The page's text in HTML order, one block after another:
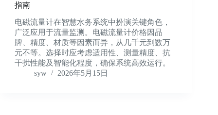
指南
电磁流量计在智慧水务系统中扮演关键角色，
广泛应用于流量监测。电磁流量计价格因品
牌、精度、材质等因素而异，从几千元到数万
元不等。选择时应考虑适用性、测量精度、抗
干扰性能及智能化程度，确保系统高效运行。
syw
2026年5月15日